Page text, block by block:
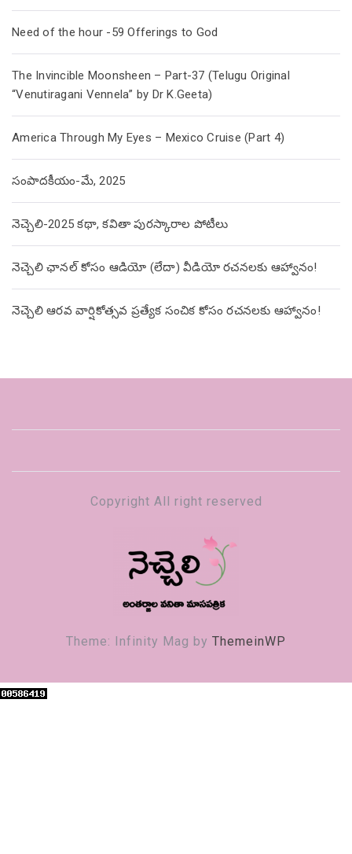
Need of the hour -59 Offerings to God
The Invincible Moonsheen – Part-37 (Telugu Original
“Venutiragani Vennela” by Dr K.Geeta)
America Through My Eyes – Mexico Cruise (Part 4)
సంపాదకీయం-మే, 2025
నెచ్చెలి-2025 కథా, కవితా పురస్కారాల పోటీలు
నెచ్చెలి ఛానల్ కోసం ఆడియో (లేదా) వీడియో రచనలకు ఆహ్వానం!
నెచ్చెలి ఆరవ వార్షికోత్సవ ప్రత్యేక సంచిక కోసం రచనలకు ఆహ్వానం!
Copyright All right reserved
Theme: Infinity Mag by ThemeinWP